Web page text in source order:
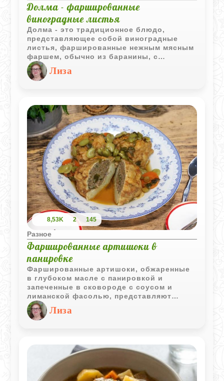
Долма - фаршированные
виноградные листья
Долма - это традиционное блюдо,
представляющее собой виноградные
листья, фаршированные нежным мясным
фаршем, обычно из баранины, с
добавлением различных специй и
зелени. Это блюдо популярно в кухнях
Кавказа, Ближнего Востока и
кинзы, мяты и других ароматных трав.
Лиза
8,53K 2 145
Разное
Фаршированные артишоки в
панировке
Фаршированные артишоки, обжаренные
в глубоком масле с панировкой и
запеченные в сковороде с соусом и
лиманской фасолью, представляют
собой изысканное блюдо. Это сочетание
текстур и вкусов обещает настоящее
кулинарное наслаждение.
Лиза